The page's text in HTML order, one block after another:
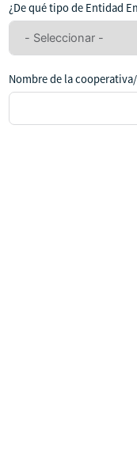
seleccionado
ningún
¿De qué tipo de Entidad
Nombre de la